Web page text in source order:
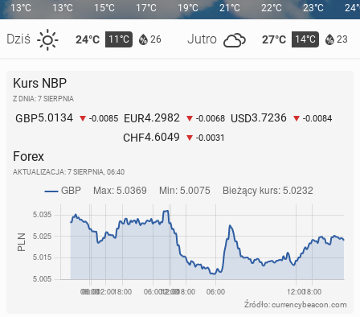
13°C
Dziś 24°C 11°C 26 Jutro 27°C 14°C 23
13°C 15°C 17°C 19°C 21°C 22°C 23°C
Kurs NBP
Z DNIA: 7 SIERPNIA
GBP5.0134 -0.0085 EUR4.2982 -0.0068 USD3.7236 -0.0084
CHF4.6049 -0.0031
Forex
AKTUALIZACJA: 7 SIERPNIA, 06:40
Źródło: currencybeacon.com